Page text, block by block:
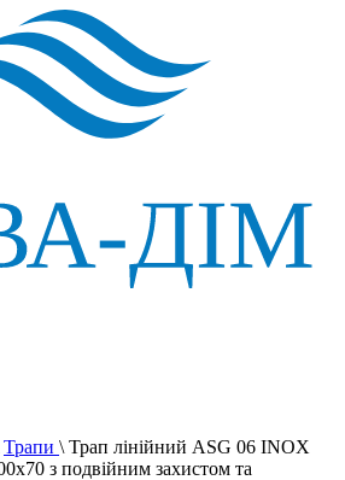
Трапи \ Трап лінійний ASG 06 INOX
з подвійним захистом та